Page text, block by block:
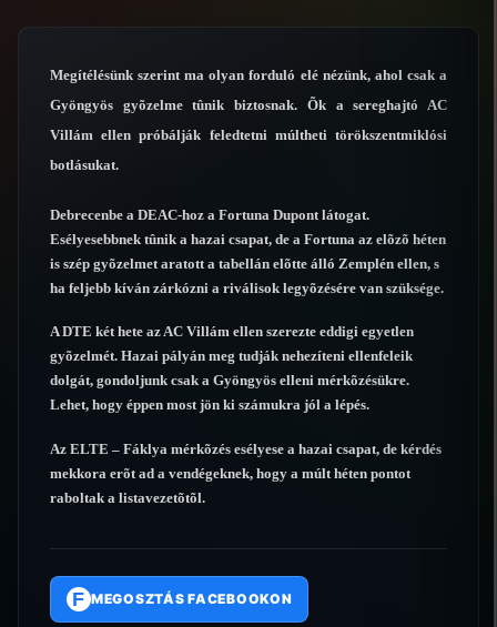
Megítélésünk szerint ma olyan forduló elé nézünk, ahol csak a
Gyöngyös gyõzelme tûnik biztosnak. Õk a sereghajtó AC
Villám ellen próbálják feledtetni múltheti törökszentmiklósi
botlásukat.
Debrecenbe a DEAC-hoz a Fortuna Dupont látogat.
Esélyesebbnek tûnik a hazai csapat, de a Fortuna az elõzõ héten
is szép gyõzelmet aratott a tabellán elõtte álló Zemplén ellen, s
ha feljebb kíván zárkózni a riválisok legyõzésére van szüksége.
A DTE két hete az AC Villám ellen szerezte eddigi egyetlen
gyõzelmét. Hazai pályán meg tudják nehezíteni ellenfeleik
dolgát, gondoljunk csak a Gyöngyös elleni mérkõzésükre.
Lehet, hogy éppen most jön ki számukra jól a lépés.
Az ELTE – Fáklya mérkõzés esélyese a hazai csapat, de kérdés
mekkora erõt ad a vendégeknek, hogy a múlt héten pontot
raboltak a listavezetõtõl.
F MEGOSZTÁS FACEBOOKON